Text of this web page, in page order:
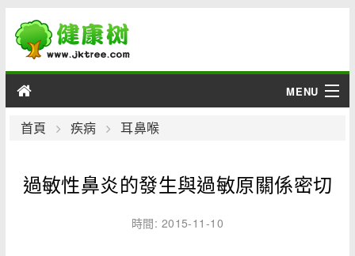
MENU
男性
首頁 疾病 耳鼻喉
過敏性鼻炎的發生與過敏原關係密切
時間: 2015-11-10